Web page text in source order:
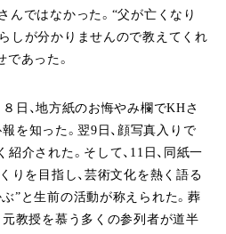
んではなかった。“父が亡くなり
しが分かりませんので教えてくれ
あった。
８日、地方紙のお悔やみ欄でKHさ
を知った。翌9日、顔写真入りで
介された。そして、11日、同紙一
りを目指し、芸術文化を熱く語る
”と生前の活動が称えられた。葬
元教授を慕う多くの参列者が道半